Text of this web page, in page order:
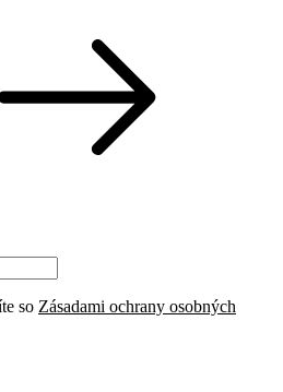
so Zásadami ochrany osobných